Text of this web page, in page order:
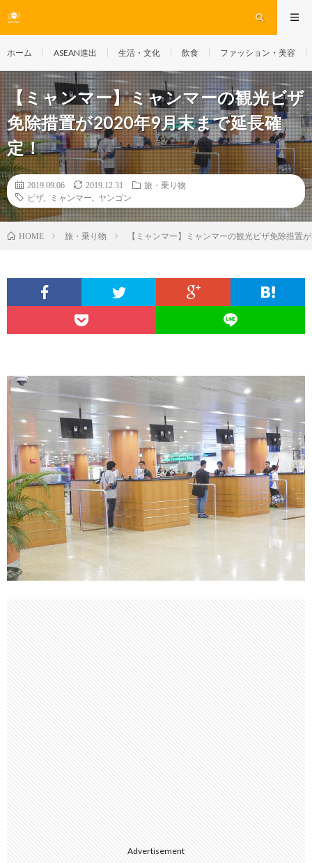
ホーム ASEAN進出 生活・文化 飲食 ファッション・美容
【ミャンマー】ミャンマーの観光ビザ
免除措置が2020年9月末まで延長確
定！
2019.09.06 2019.12.31
旅・乗り物
ビザ
ミャンマー ヤンゴン
HOME 旅・乗り物 【ミャンマー】ミャンマーの観光ビザ免除措置
Advertisement